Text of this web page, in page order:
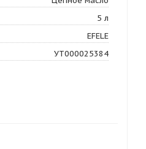
5 л
EFELE
УТ000025384